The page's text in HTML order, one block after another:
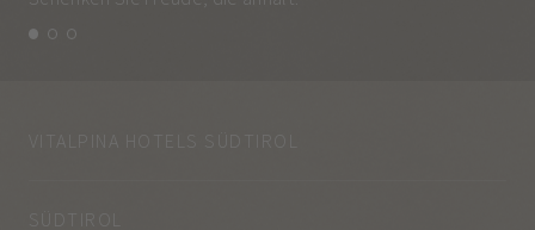
VITALPINA HOTELS SÜDTIROL